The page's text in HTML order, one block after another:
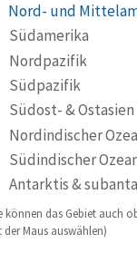
Nord- und
Südamerika
Nordpazifik
Südpazifik
Südost- & Ostasien
Nordindischer
Südindischer
Antarktis &
können das Gebiet auch
der Maus auswählen)